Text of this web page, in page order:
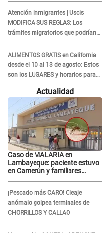
Gabriel Moisés: “Gracias”
Atención inmigrantes | Uscis
MODIFICA SUS REGLAS: Los
trámites migratorios que podrían
necesitar tu prueba de ADN
ALIMENTOS GRATIS en California
desde el 10 al 13 de agosto: Estos
son los LUGARES y horarios para
recibir la ayuda
Actualidad
Caso de MALARIA en
Lambayeque: paciente estuvo
en Camerún y familiares
¡Pescado más CARO! Oleaje
anómalo golpea terminales de
CHORRILLOS Y CALLAO